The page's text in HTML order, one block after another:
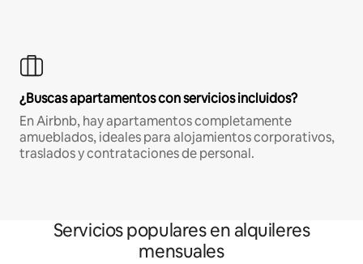
¿Buscas apartamentos con servicios incluidos?
En Airbnb, hay apartamentos completamente
amueblados, ideales para alojamientos corporativos,
traslados y contrataciones de personal.
Servicios populares en alquileres
mensuales